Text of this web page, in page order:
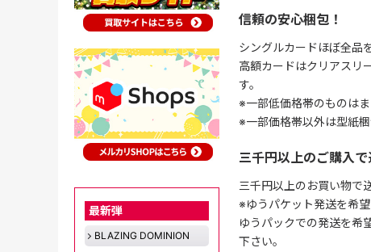
信頼の安心梱包！
シングルカードほぼ全品
高額カードはクリアスリ
す。
※一部低価格帯のものは
※一部価格帯以外は型紙
三千円以上のご購入で
三千円以上のお買い物で
※ゆうパケット発送を希
ゆうパックでの発送を希
下さい。
最新弾
BLAZING DOMINION